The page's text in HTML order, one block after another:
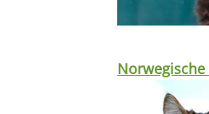
Norwegische